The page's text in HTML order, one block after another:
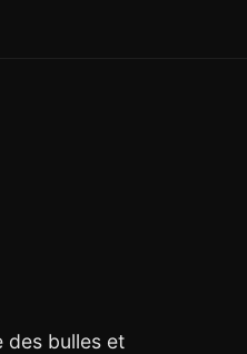
des bulles et